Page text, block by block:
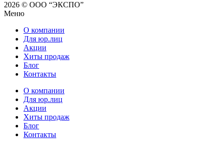
2026 © ООО “ЭКСПО”
Меню
О компании
Для юр.лиц
Акции
Хиты продаж
Блог
Контакты
О компании
Для юр.лиц
Акции
Хиты продаж
Блог
Контакты